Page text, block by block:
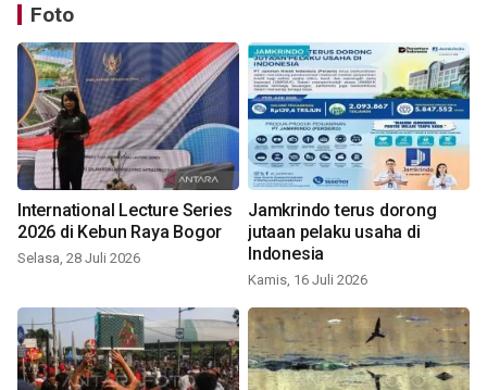
Foto
International Lecture Series
2026 di Kebun Raya Bogor
Selasa, 28 Juli 2026
Jamkrindo terus dorong
jutaan pelaku usaha di
Indonesia
Kamis, 16 Juli 2026